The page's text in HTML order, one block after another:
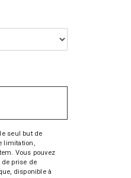
seul but de
limitation,
Vous pouvez
prise de
disponible à